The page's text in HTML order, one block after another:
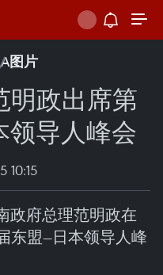
图片
明政出席第
导人峰会
10:15
政府总理范明政在
东盟—日本领导人峰